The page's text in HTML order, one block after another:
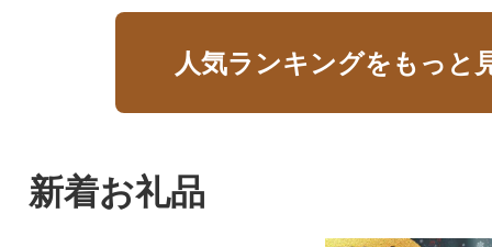
人気ランキングをもっと
新着お礼品